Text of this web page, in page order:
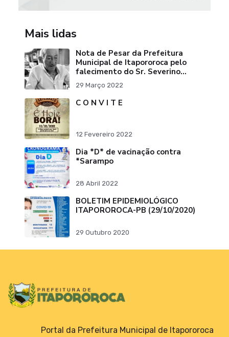
Mais lidas
Nota de Pesar da Prefeitura
Municipal de Itapororoca pelo
falecimento do Sr. Severino
Ribeiro da Silva "Pai do Ex-
Prefei
29 Março 2022
C O N V I T E
12 Fevereiro 2022
Dia *D* de vacinação contra
*Sarampo
28 Abril 2022
BOLETIM EPIDEMIOLÓGICO
ITAPOROROCA-PB (29/10/2020)
29 Outubro 2020
Portal da Prefeitura Municipal de Itapororoca